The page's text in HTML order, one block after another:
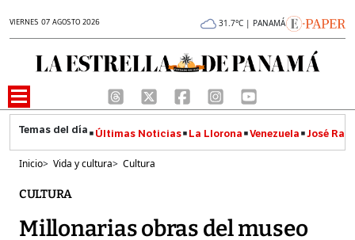
VIERNES 07 AGOSTO 2026 31.7°C | PANAMÁ
Últimas Noticias La Llorona Venezuela José
Inicio> Vida y cultura> Cultura
CULTURA
Millonarias obras del museo